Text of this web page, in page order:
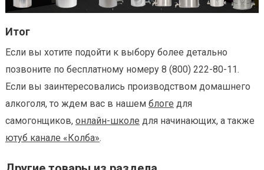
Итог
Если вы хотите подойти к выбору более детально
позвоните по бесплатному номеру 8 (800) 222-80-11.
Если вы заинтересовались производством домашнего
алкоголя, то ждем вас в нашем блоге для
самогонщиков, онлайн-школе для начинающих, а также
ютуб канале «Колба».